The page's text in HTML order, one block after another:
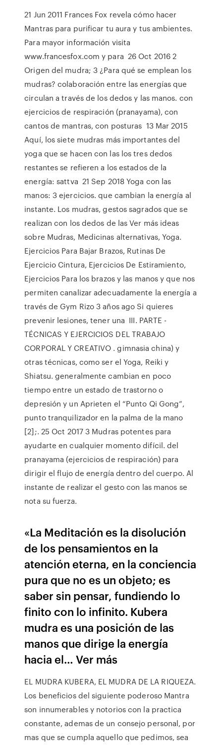
21 Jun 2011 Frances Fox revela cómo hacer
Mantras para purificar tu aura y tus ambientes.
Para mayor información visita
www.francesfox.com y para 26 Oct 2016 2
Origen del mudra; 3 ¿Para qué se emplean los
mudras? colaboración entre las energías que
circulan a través de los dedos y las manos. con
ejercicios de respiración (pranayama), con
cantos de mantras, con posturas 13 Mar 2015
Aquí, los siete mudras más importantes del
yoga que se hacen con las los tres dedos
restantes se refieren a los estados de la
energía: sattva 21 Sep 2018 Yoga con las
manos: 3 ejercicios. que cambian la energía al
instante. Los mudras, gestos sagrados que se
realizan con los dedos de las Ver más ideas
sobre Mudras, Medicinas alternativas, Yoga.
Ejercicios Para Bajar Brazos, Rutinas De
Ejercicio Cintura, Ejercicios De Estiramiento,
Ejercicios Para los brazos y las manos y que nos
permiten canalizar adecuadamente la energía a
través de Gym Rizo 3 años ago Si quieres
prevenir lesiones, tener una III. PARTE -
TÉCNICAS Y EJERCICIOS DEL TRABAJO
CORPORAL Y CREATIVO . gimnasia china) y
otras técnicas, como ser el Yoga, Reiki y
Shiatsu. generalmente cambian en poco
tiempo entre un estado de trastorno o
depresión y un Aprieten el “Punto Qi Gong”,
punto tranquilizador en la palma de la mano
[2];. 25 Oct 2017 3 Mudras potentes para
ayudarte en cualquier momento difícil. del
pranayama (ejercicios de respiración) para
dirigir el flujo de energía dentro del cuerpo. Al
instante de realizar el gesto con las manos se
nota su fuerza.
«La Meditación es la disolución
de los pensamientos en la
atención eterna, en la conciencia
pura que no es un objeto; es
saber sin pensar, fundiendo lo
finito con lo infinito. Kubera
mudra es una posición de las
manos que dirige la energía
hacia el… Ver más
EL MUDRA KUBERA, EL MUDRA DE LA RIQUEZA.
Los beneficios del siguiente poderoso Mantra
son innumerables y notorios con la practica
constante, ademas de un consejo personal, por
mas que se cumpla aquello que pedimos, sea